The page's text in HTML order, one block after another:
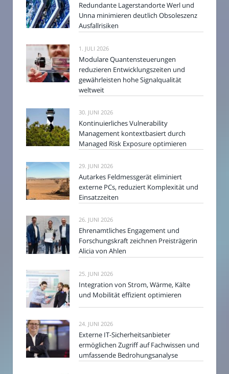
Redundante Lagerstandorte Werl und
Unna minimieren deutlich Obsoleszenz
Ausfallrisiken
1. JULI 2026
Modulare Quantensteuerungen
reduzieren Entwicklungszeiten und
gewährleisten hohe Signalqualität
weltweit
30. JUNI 2026
Kontinuierliches Vulnerability
Management kontextbasiert durch
Managed Risk Exposure optimieren
29. JUNI 2026
Autarkes Feldmessgerät eliminiert
externe PCs, reduziert Komplexität und
Einsatzzeiten
26. JUNI 2026
Ehrenamtliches Engagement und
Forschungskraft zeichnen Preisträgerin
Alicia von Ahlen
25. JUNI 2026
Integration von Strom, Wärme, Kälte
und Mobilität effizient optimieren
24. JUNI 2026
Externe IT-Sicherheitsanbieter
ermöglichen Zugriff auf Fachwissen und
umfassende Bedrohungsanalyse